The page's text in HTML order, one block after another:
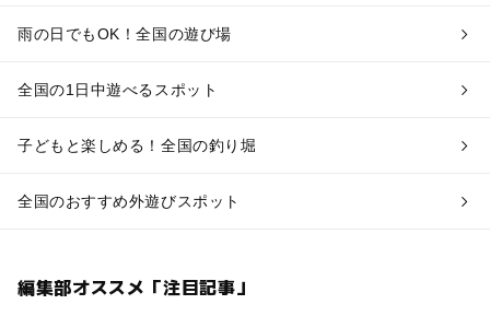
雨の日でもOK！全国の遊び場
全国の1日中遊べるスポット
子どもと楽しめる！全国の釣り堀
全国のおすすめ外遊びスポット
編集部オススメ「注目記事」